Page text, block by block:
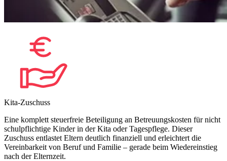
Kita-Zuschuss
Eine komplett steuerfreie Beteiligung an Betreuungskosten für nicht
schulpflichtige Kinder in der Kita oder Tagespflege. Dieser
Zuschuss entlastet Eltern deutlich finanziell und erleichtert die
Vereinbarkeit von Beruf und Familie – gerade beim Wiedereinstieg
nach der Elternzeit.